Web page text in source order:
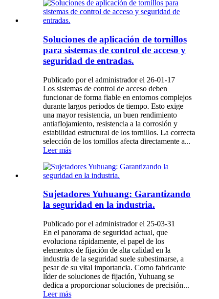
Soluciones de aplicación de tornillos
para sistemas de control de acceso y
seguridad de entradas.
Publicado por el administrador el 26-01-17
Los sistemas de control de acceso deben
funcionar de forma fiable en entornos complejos
durante largos periodos de tiempo. Esto exige
una mayor resistencia, un buen rendimiento
antiaflojamiento, resistencia a la corrosión y
estabilidad estructural de los tornillos. La correcta
selección de los tornillos afecta directamente a...
Leer más
Sujetadores Yuhuang: Garantizando
la seguridad en la industria.
Publicado por el administrador el 25-03-31
En el panorama de seguridad actual, que
evoluciona rápidamente, el papel de los
elementos de fijación de alta calidad en la
industria de la seguridad suele subestimarse, a
pesar de su vital importancia. Como fabricante
líder de soluciones de fijación, Yuhuang se
dedica a proporcionar soluciones de precisión...
Leer más